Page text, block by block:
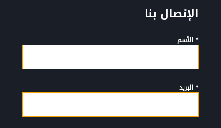
الإتصال بنا
* الأسم
* البريد